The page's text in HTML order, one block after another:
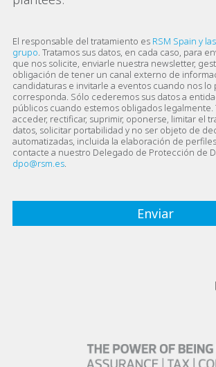
El responsable del tratamiento es RSM Spain y
grupo. Tratamos sus datos, en cada caso, para
que nos solicite, enviarle nuestra newsletter,
obligación de tener un canal externo de
candidaturas e invitarle a eventos cuando nos lo
corresponda. Sólo cederemos sus datos a
públicos cuando estemos obligados
acceder, rectificar, suprimir, oponerse, limitar el
datos, solicitar portabilidad y no ser objeto de
automatizadas, incluida la elaboración de
contacte a nuestro Delegado de Protección de
dpo@rsm.es.